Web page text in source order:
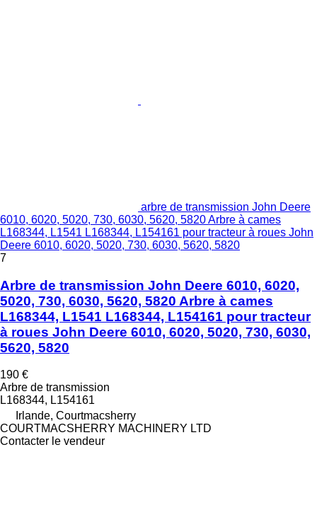
arbre de transmission John Deere
6010, 6020, 5020, 730, 6030, 5620, 5820 Arbre à cames
L168344, L1541 L168344, L154161 pour tracteur à roues John
Deere 6010, 6020, 5020, 730, 6030, 5620, 5820
7
Arbre de transmission John Deere 6010, 6020,
5020, 730, 6030, 5620, 5820 Arbre à cames
L168344, L1541 L168344, L154161 pour tracteur
à roues John Deere 6010, 6020, 5020, 730, 6030,
5620, 5820
190 €
Arbre de transmission
L168344, L154161
Irlande, Courtmacsherry
COURTMACSHERRY MACHINERY LTD
Contacter le vendeur